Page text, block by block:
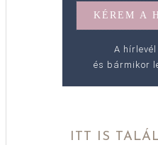
A
és bármikor
ITT IS